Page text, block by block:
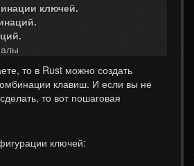
ключей.
то в Rust можно создать
клавиш. И если вы не
то вот пошаговая
ключей: